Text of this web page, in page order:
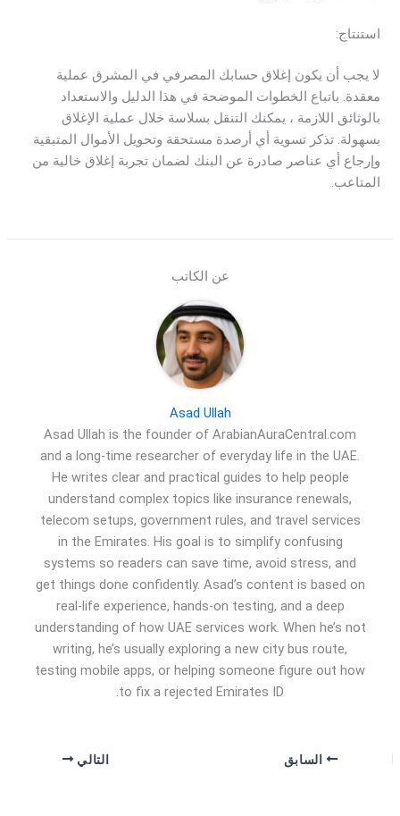
استنتاج:
لا يجب أن يكون إغلاق حسابك المصرفي في المشرق عملية
معقدة. باتباع الخطوات الموضحة في هذا الدليل والاستعداد
بالوثائق اللازمة ، يمكنك التنقل بسلاسة خلال عملية الإغلاق
بسهولة. تذكر تسوية أي أرصدة مستحقة وتحويل الأموال المتبقية
وإرجاع أي عناصر صادرة عن البنك لضمان تجربة إغلاق خالية من
المتاعب.
عن الكاتب
Asad Ullah
Asad Ullah is the founder of ArabianAuraCentral.com
and a long-time researcher of everyday life in the UAE.
He writes clear and practical guides to help people
understand complex topics like insurance renewals,
telecom setups, government rules, and travel services
in the Emirates. His goal is to simplify confusing
systems so readers can save time, avoid stress, and
get things done confidently. Asad’s content is based on
real-life experience, hands-on testing, and a deep
understanding of how UAE services work. When he’s not
writing, he’s usually exploring a new city bus route,
testing mobile apps, or helping someone figure out how
to fix a rejected Emirates ID.
السابق التالي